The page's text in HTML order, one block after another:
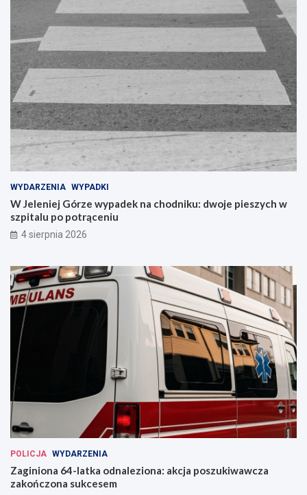
WYDARZENIA WYPADKI
W Jeleniej Górze wypadek na chodniku: dwoje pieszych w
szpitalu po potrąceniu
4 sierpnia 2026
POLICJA WYDARZENIA
Zaginiona 64-latka odnaleziona: akcja poszukiwawcza
zakończona sukcesem